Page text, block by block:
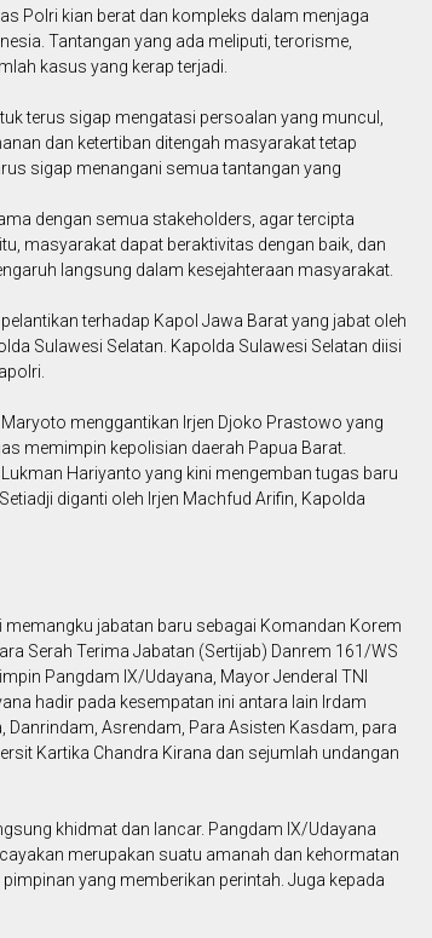
Polri kian berat dan kompleks dalam menjaga
Tantangan yang ada meliputi, terorisme,
kasus yang kerap terjadi.
terus sigap mengatasi persoalan yang muncul,
dan ketertiban ditengah masyarakat tetap
sigap menangani semua tantangan yang
dengan semua stakeholders, agar tercipta
masyarakat dapat beraktivitas dengan baik, dan
langsung dalam kesejahteraan masyarakat.
terhadap Kapol Jawa Barat yang jabat oleh
Sulawesi Selatan. Kapolda Sulawesi Selatan diisi
menggantikan Irjen Djoko Prastowo yang
memimpin kepolisian daerah Papua Barat.
Hariyanto yang kini mengemban tugas baru
diganti oleh Irjen Machfud Arifin, Kapolda
memangku jabatan baru sebagai Komandan Korem
Serah Terima Jabatan (Sertijab) Danrem 161/WS
Pangdam IX/Udayana, Mayor Jenderal TNI
hadir pada kesempatan ini antara lain Irdam
Danrindam, Asrendam, Para Asisten Kasdam, para
Kartika Chandra Kirana dan sejumlah undangan
khidmat dan lancar. Pangdam IX/Udayana
merupakan suatu amanah dan kehormatan
yang memberikan perintah. Juga kepada